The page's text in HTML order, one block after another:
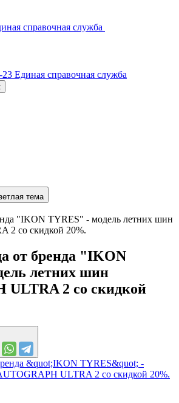
справочная служба
23 Единая справочная служба
тема
"IKON TYRES" - модель летних шин
2 со скидкой 20%.
от бренда "IKON
летних шин
ULTRA 2 со скидкой